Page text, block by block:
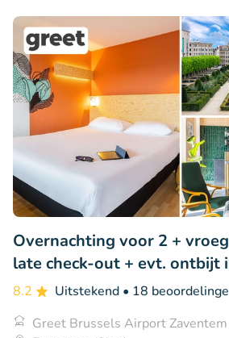
Overnachting voor 2 +
late check-out + evt. ontbijt
8.2 Uitstekend • 18
Greet Brussels Airport Zaventem